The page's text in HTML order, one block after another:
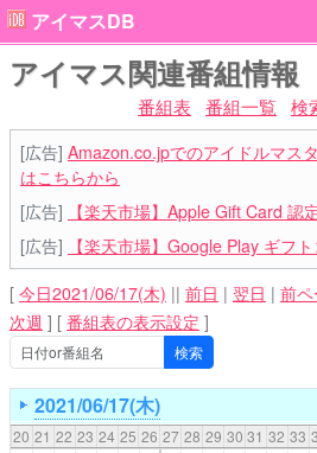
アイマスDB
アイマス関連番組情報
番組表 番組一覧 検
[広告] Amazon.co.jpでのアイドルマス
はこちらから
[広告]
【楽天市場】Apple Gift Card 認
[広告]
【楽天市場】Google Play ギフ
[ 今日2021/06/17(木) || 前日 | 翌日 | 前
次週 ] [ 番組表の表示設定 ]
2021/06/17(木)
20 21 22 23 24 25 26 27 28 29 30 31 32 33